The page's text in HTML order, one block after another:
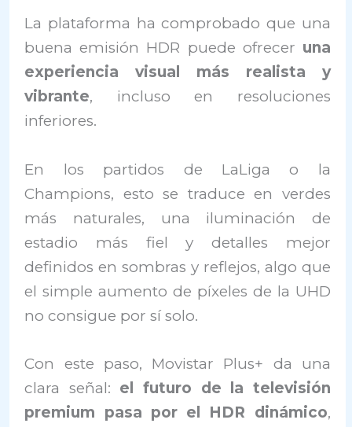
La plataforma ha comprobado que una
buena emisión HDR puede ofrecer una
experiencia visual más realista y
vibrante, incluso en resoluciones
inferiores.
En los partidos de LaLiga o la
Champions, esto se traduce en verdes
más naturales, una iluminación de
estadio más fiel y detalles mejor
definidos en sombras y reflejos, algo que
el simple aumento de píxeles de la UHD
no consigue por sí solo.
Con este paso, Movistar Plus+ da una
clara señal: el futuro de la televisión
premium pasa por el HDR dinámico,